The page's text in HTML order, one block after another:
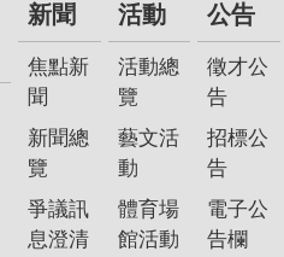
新聞
焦點新
聞
新聞總
覽
爭議訊
息澄清
活動
活動總
覽
藝文活
動
體育場
館活動
公告
徵才公
告
招標公
告
電子公
告欄